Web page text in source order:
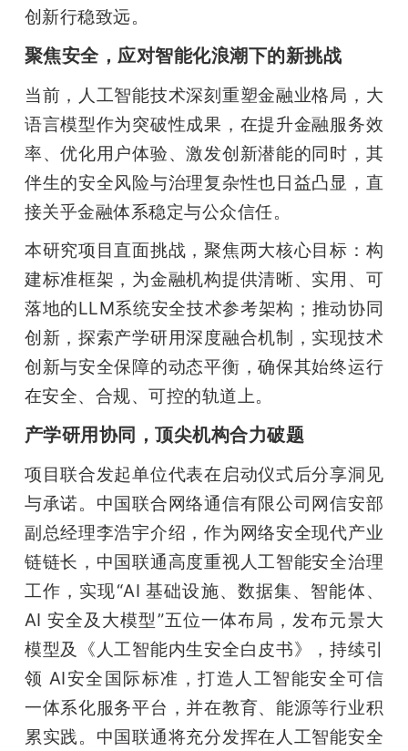
创新行稳致远。
聚焦安全，应对智能化浪潮下的新挑战
当前，人工智能技术深刻重塑金融业格局，大
语言模型作为突破性成果，在提升金融服务效
率、优化用户体验、激发创新潜能的同时，其
伴生的安全风险与治理复杂性也日益凸显，直
接关乎金融体系稳定与公众信任。
本研究项目直面挑战，聚焦两大核心目标：构
建标准框架，为金融机构提供清晰、实用、可
落地的LLM系统安全技术参考架构；推动协同
创新，探索产学研用深度融合机制，实现技术
创新与安全保障的动态平衡，确保其始终运行
在安全、合规、可控的轨道上。
产学研用协同，顶尖机构合力破题
项目联合发起单位代表在启动仪式后分享洞见
与承诺。中国联合网络通信有限公司网信安部
副总经理李浩宇介绍，作为网络安全现代产业
链链长，中国联通高度重视人工智能安全治理
工作，实现“AI 基础设施、数据集、智能体、
AI 安全及大模型”五位一体布局，发布元景大
模型及《人工智能内生安全白皮书》，持续引
领 AI安全国际标准，打造人工智能安全可信
一体系化服务平台，并在教育、能源等行业积
累实践。中国联通将充分发挥在人工智能安全